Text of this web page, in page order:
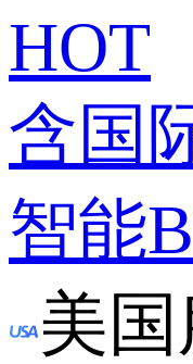
HOT
含国
智能
美